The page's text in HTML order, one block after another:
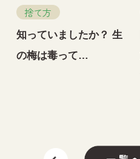
捨て方
知っていましたか？ 生
の梅は毒って…